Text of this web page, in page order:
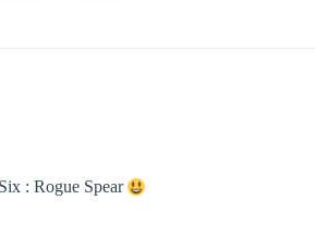
: Rogue Spear